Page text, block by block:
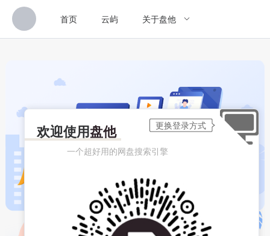
首页 云屿 关于盘他
欢迎使用盘他
一个超好用的网盘搜索引擎